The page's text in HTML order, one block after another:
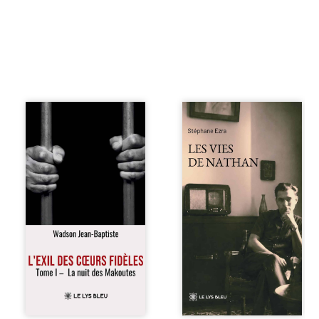
« Une nuit suffit
parfois pour briser
une famille… mais
certaines fidélités
traversent les
années. » Haïti,
sous la dictature
des Duvalier. La
peur s’étend
jusque dans les
villages les plus
reculés. À Bainet,
Jean-Joël Joli
mène une
avec sa famille.
Les vies de
Nathan est un
né en trois jours,
au printemps
2026. Pour la
première fois,
Stéphane Ezra,
médium, a pu
communiquer
avec son père,
disparu depuis
plus de vingt ans
et qu’il n’a jamais
connu. De ce
dialogue par-delà
la mort naissent